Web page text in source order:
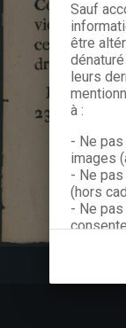
Sauf
être
leurs
à :
- Ne
images
- Ne
(hors
- Ne
Dans
à nous
de